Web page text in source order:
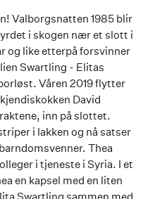
Valborgsnatten 1985 blir
i skogen nær et slott i
og like etterpå forsvinner
Swartling - Elitas
Våren 2019 flytter
David
inn på slottet.
i lakken og nå satser
Thea
i tjeneste i Syria. I et
en kapsel med en liten